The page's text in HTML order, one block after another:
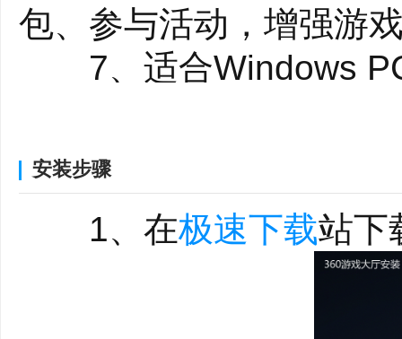
包、参与活动，增强游
7、适合Windows PC
8、操作门槛较低：整
较友好，上手成本较低
安装步骤
1、在极速下载站下